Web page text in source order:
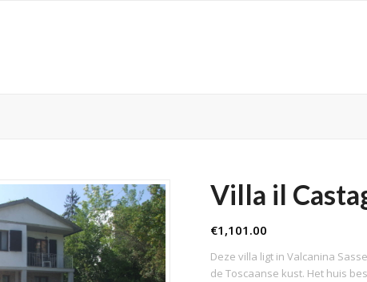
Villa il
€1,101.00
Deze villa ligt in Valcanina
de Toscaanse kust. Het huis